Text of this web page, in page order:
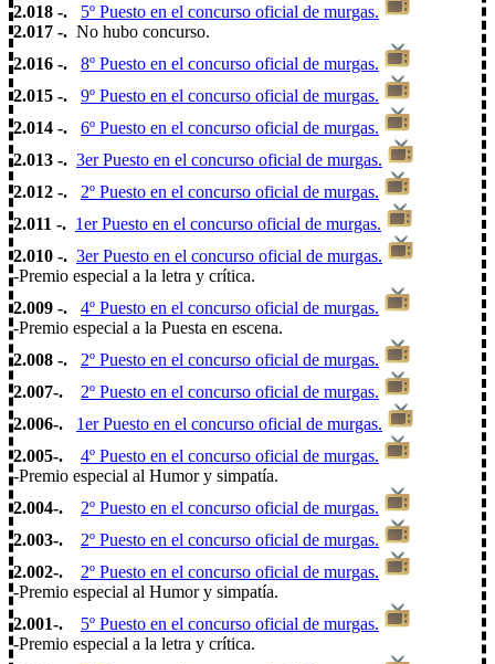
2.018 -.
5º Puesto en el concurso oficial de murgas.
2.017 -. No hubo concurso.
2.016 -.
8º Puesto en el concurso oficial de murgas.
2.015 -.
9º Puesto en el concurso oficial de murgas.
2.014 -.
6º Puesto en el concurso oficial de murgas.
2.013 -. 3er Puesto en el concurso oficial de murgas.
2.012 -.
2º Puesto en el concurso oficial de murgas.
2.011 -. 1er Puesto en el concurso oficial de murgas.
2.010 -. 3er Puesto en el concurso oficial de murgas.
-Premio especial a la letra y crítica.
2.009 -.
4º Puesto en el concurso oficial de murgas.
-Premio especial a la Puesta en escena.
2.008 -.
2º Puesto en el concurso oficial de murgas.
2.007-.
2º Puesto en el concurso oficial de murgas.
2.006-.
1er Puesto en el concurso oficial de murgas.
2.005-.
4º Puesto en el concurso oficial de murgas.
-Premio especial al Humor y simpatía.
2.004-.
2º Puesto en el concurso oficial de murgas.
2.003-.
2º Puesto en el concurso oficial de murgas.
2.002-.
2º Puesto en el concurso oficial de murgas.
-Premio especial al Humor y simpatía.
2.001-.
5º Puesto en el concurso oficial de murgas.
-Premio especial a la letra y crítica.